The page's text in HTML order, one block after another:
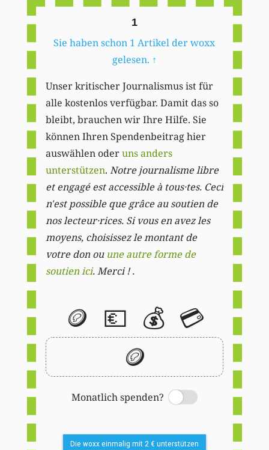
1
Sie haben schon 1 Artikel der woxx
gelesen. ↑
Unser kritischer Journalismus ist für
alle kostenlos verfügbar. Damit das so
bleibt, brauchen wir Ihre Hilfe. Sie
können Ihren Spendenbeitrag hier
auswählen oderuns anders
unterstützen. Notre journalisme libre
et engagé est accessible à tous·tes. Ceci
n'est possible que grâce au soutien de
nos lecteur·rices. Si vous en avez les
moyens, choisissez le montant de
votre don ou une autre forme de
soutien ici. Merci ! .
🪙 💶 💰 💳
🪙
Monatlich spenden?
Switch
Die woxx einmalig mit 2 € unterstützen